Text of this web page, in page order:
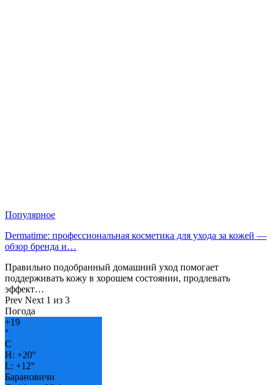
Популярное
Dermatime: профессиональная косметика для ухода за кожей —
обзор бренда и…
Правильно подобранный домашний уход помогает
поддерживать кожу в хорошем состоянии, продлевать
эффект…
Prev Next 1 из 3
Погода
+19
°
C
H: +20°
L: +12°
Барановичи